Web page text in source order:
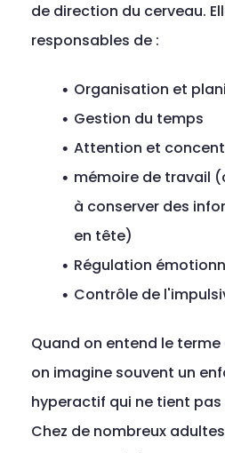
de direction du cerveau.
responsables de :
Organisation et
Gestion du temps
Attention et
mémoire de travail
à conserver des
en tête)
Régulation
Contrôle de
Quand on entend le terme
on imagine souvent un
hyperactif qui ne tient pas
Chez de nombreux